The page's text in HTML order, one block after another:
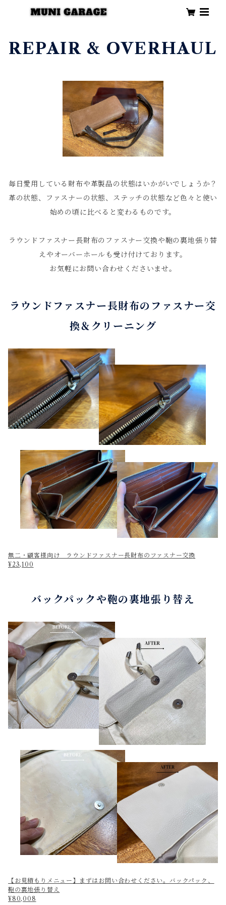
REPAIR & OVERHAUL
毎日愛用している財布や革製品の状態はいかがいでしょうか？
革の状態、ファスナーの状態、ステッチの状態など色々と使い
始めの頃に比べると変わるものです。
ラウンドファスナー長財布のファスナー交換や鞄の裏地張り替
えやオーバーホールも受け付けております。
お気軽にお問い合わせくださいませ。
ラウンドファスナー長財布のファスナー交
換＆クリーニング
無二・顧客様向け ラウンドファスナー長財布のファスナー交換
¥23,100
バックパックや鞄の裏地張り替え
【お見積もりメニュー】まずはお問い合わせください。バックパック、
鞄の裏地張り替え
¥80,008